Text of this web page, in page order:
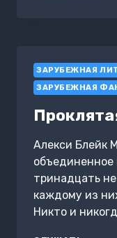
ЗАРУБЕЖНАЯ
ЗАРУБЕЖНАЯ
Алекси Блейк
объединенное
тринадцать
каждому из
Никто и